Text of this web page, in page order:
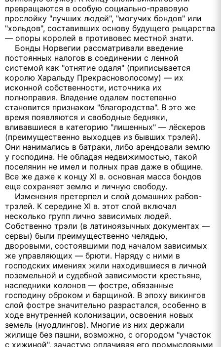
превращаются в особую социально-правовую
прослойку "лучших людей", "могучих бондов" или
"хольдов", составивших основу будущего рыцарства
— опоры королей в противовес местной знати.
Бонды Норвегии рассматривали введение
постоянных налогов в соединении с ленной
системой как "отнятие одаля" (приписывается
королю Харальду Прекрасноволосому) — их
исконной собственности, источника их
полноправия. Владение одалем постепенно
становится признаком "благородства". В это же
время появляются и свободные бедняки,
вливавшиеся в категорию "лишенных" — лёскеров
(преимущественно выходцев из бывших трэлей).
Они нанимались в батраки, либо арендовали землю
у господина. Не обладая недвижимостью, такой
поселянин не имел и полных прав даже в общине.
Все же даже к концу XI в. основная масса бондов
еще сохраняет землю и личную свободу.
Изменения претерпел и слой домашних рабов-
трэлей. К середине XI в. этот слой включал
несколько групп лично зависимых людей.
Собственно трэли (в латиноязычных документах —
сервы) были преимущественно челядью,
дворовыми, состоявшими под началом зависимых
же управляющих — брюти. Наряду с ними в
господских имениях жили находившиеся в личной
поземельной и судебной зависимости крестьяне,
наследники колонов — фостре, обязанные
господину оброком и барщиной. В эпоху викингов
слой фостре значительно разрастался, особенно в
ходе внутренней колонизации, освоения новых
земель (нуодлингов). Многие из них держали
жилище без пашни, возможно, с огородом "участок
с хижиной", зачастую оплачивая его промысловыми